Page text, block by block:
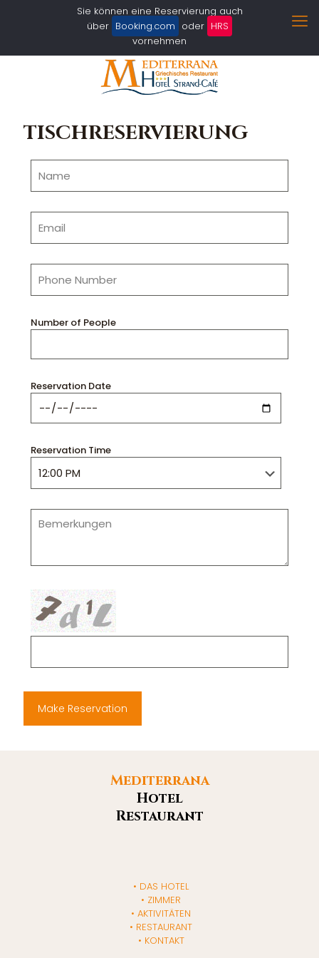
Sie können eine Reservierung auch
über Booking.com oder HRS
vornehmen
TISCHRESERVIERUNG
Number of People
Reservation Date
Reservation Time
Mediterrana
Hotel
Restaurant
DAS HOTEL
ZIMMER
AKTIVITÄTEN
RESTAURANT
KONTAKT